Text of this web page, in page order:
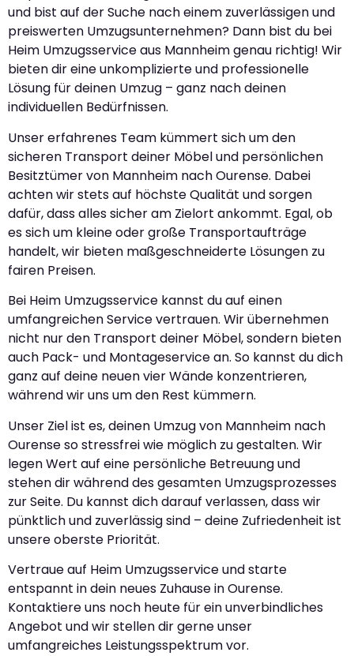
und bist auf der Suche nach einem zuverlässigen und
preiswerten Umzugsunternehmen? Dann bist du bei
Heim Umzugsservice aus Mannheim genau richtig! Wir
bieten dir eine unkomplizierte und professionelle
Lösung für deinen Umzug – ganz nach deinen
individuellen Bedürfnissen.
Unser erfahrenes Team kümmert sich um den
sicheren Transport deiner Möbel und persönlichen
Besitztümer von Mannheim nach Ourense. Dabei
achten wir stets auf höchste Qualität und sorgen
dafür, dass alles sicher am Zielort ankommt. Egal, ob
es sich um kleine oder große Transportaufträge
handelt, wir bieten maßgeschneiderte Lösungen zu
fairen Preisen.
Bei Heim Umzugsservice kannst du auf einen
umfangreichen Service vertrauen. Wir übernehmen
nicht nur den Transport deiner Möbel, sondern bieten
auch Pack- und Montageservice an. So kannst du dich
ganz auf deine neuen vier Wände konzentrieren,
während wir uns um den Rest kümmern.
Unser Ziel ist es, deinen Umzug von Mannheim nach
Ourense so stressfrei wie möglich zu gestalten. Wir
legen Wert auf eine persönliche Betreuung und
stehen dir während des gesamten Umzugsprozesses
zur Seite. Du kannst dich darauf verlassen, dass wir
pünktlich und zuverlässig sind – deine Zufriedenheit ist
unsere oberste Priorität.
Vertraue auf Heim Umzugsservice und starte
entspannt in dein neues Zuhause in Ourense.
Kontaktiere uns noch heute für ein unverbindliches
Angebot und wir stellen dir gerne unser
umfangreiches Leistungsspektrum vor.